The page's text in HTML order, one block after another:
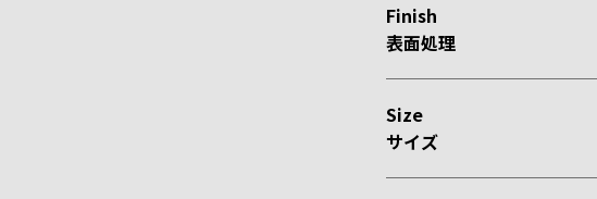
Finish
表面処理
Size
サイズ